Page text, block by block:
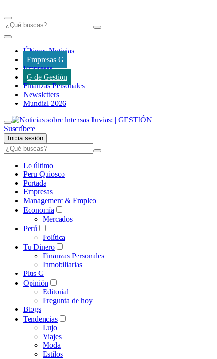
Últimas Noticias
Empresas G
Empresas
G de Gestión
Finanzas Personales
Newsletters
Mundial 2026
Suscríbete
Inicia sesión
Lo último
Peru Quiosco
Portada
Empresas
Management & Empleo
Economía
Mercados
Perú
Política
Tu Dinero
Finanzas Personales
Inmobiliarias
Plus G
Opinión
Editorial
Pregunta de hoy
Blogs
Tendencias
Lujo
Viajes
Moda
Estilos